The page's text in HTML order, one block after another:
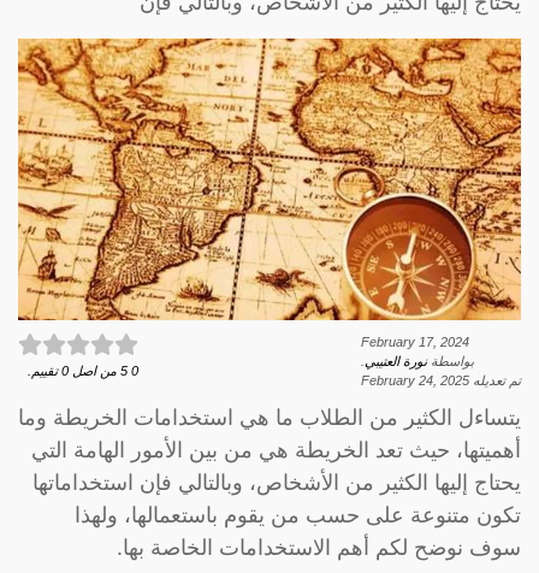
February 17, 2024
بواسطةنورة العتيبي
تم تعديله February 24, 2025
0
5 من اصل 0 تقييم.
يتساءل الكثير من الطلاب ما هي استخدامات الخريطة وما
أهميتها، حيث تعد الخريطة هي من بين الأمور الهامة التي
يحتاج إليها الكثير من الأشخاص، وبالتالي فإن استخداماتها
تكون متنوعة على حسب من يقوم باستعمالها، ولهذا
سوف نوضح لكم أهم الاستخدامات الخاصة بها.